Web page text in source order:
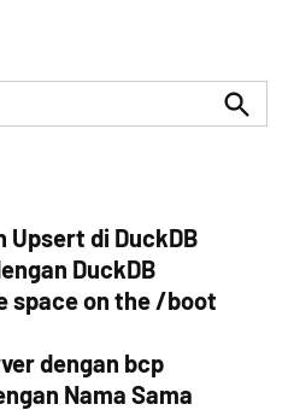
Search
Upsert di DuckDB
DuckDB
space on the /boot
dengan bcp
Nama Sama